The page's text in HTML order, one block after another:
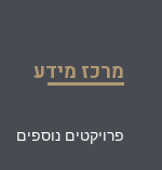
מרכז מידע
פרויקטים נוספים